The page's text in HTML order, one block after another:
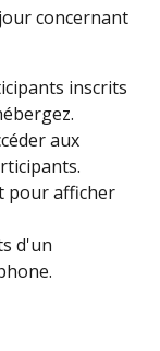
concernant
inscrits
aux
pour afficher
d'un